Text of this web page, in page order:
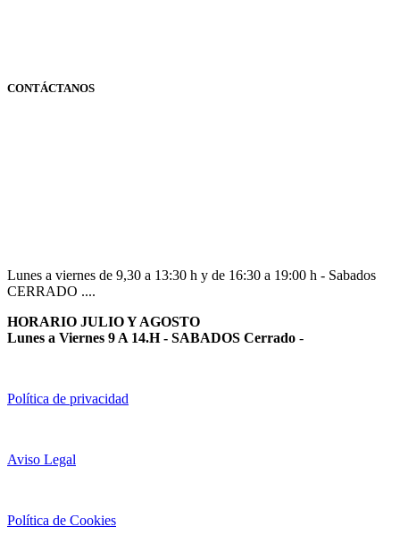
CONTÁCTANOS
Lunes a viernes de 9,30 a 13:30 h y de 16:30 a 19:00 h - Sabados
CERRADO ....
HORARIO JULIO Y AGOSTO
Lunes a Viernes 9 A 14.H - SABADOS Cerrado -
Política de privacidad
Aviso Legal
Política de Cookies